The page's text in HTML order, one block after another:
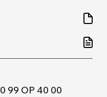
99 OP 40 00